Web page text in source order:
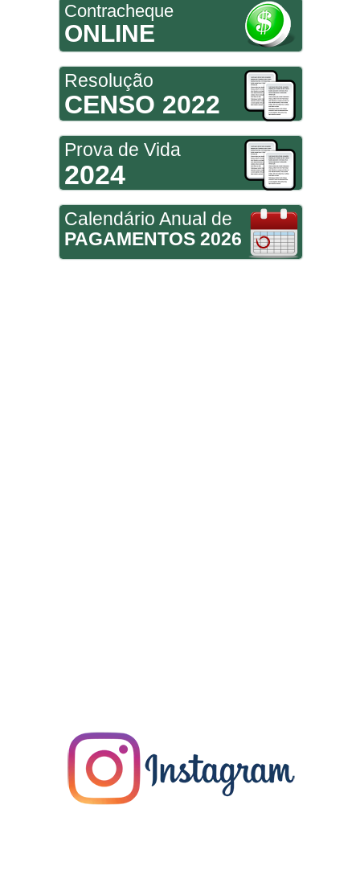
Contracheque
ONLINE
Resolução
CENSO 2022
Prova de Vida
2024
Calendário Anual de
PAGAMENTOS 2026